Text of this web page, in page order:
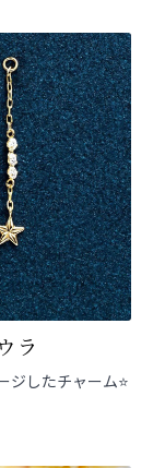
ラ
ジしたチャーム⭐